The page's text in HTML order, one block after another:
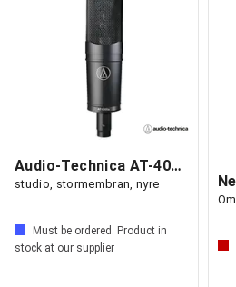
Audio-Technica AT-4060a Rørmikrofon
studio, stormembran, nyre
Must be ordered. Product in
stock at our supplier